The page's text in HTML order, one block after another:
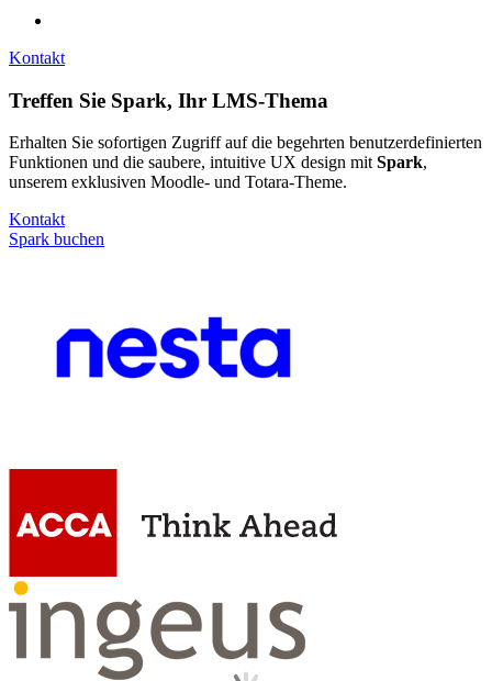
Kontakt
Treffen Sie Spark, Ihr LMS-Thema
Erhalten Sie sofortigen Zugriff auf die begehrten benutzerdefinierten
Funktionen und die saubere, intuitive UX design mitSpark,
unserem exklusiven Moodle- und Totara-Theme.
Kontakt
Spark buchen